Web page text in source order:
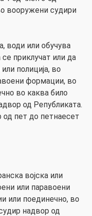
вооружени судири
води или обучува
приклучат или да
полиција, во
формации, во
во каква било
од Републиката.
од пет до петнаесет
војска или
или паравоени
или поединечно, во
надвор од